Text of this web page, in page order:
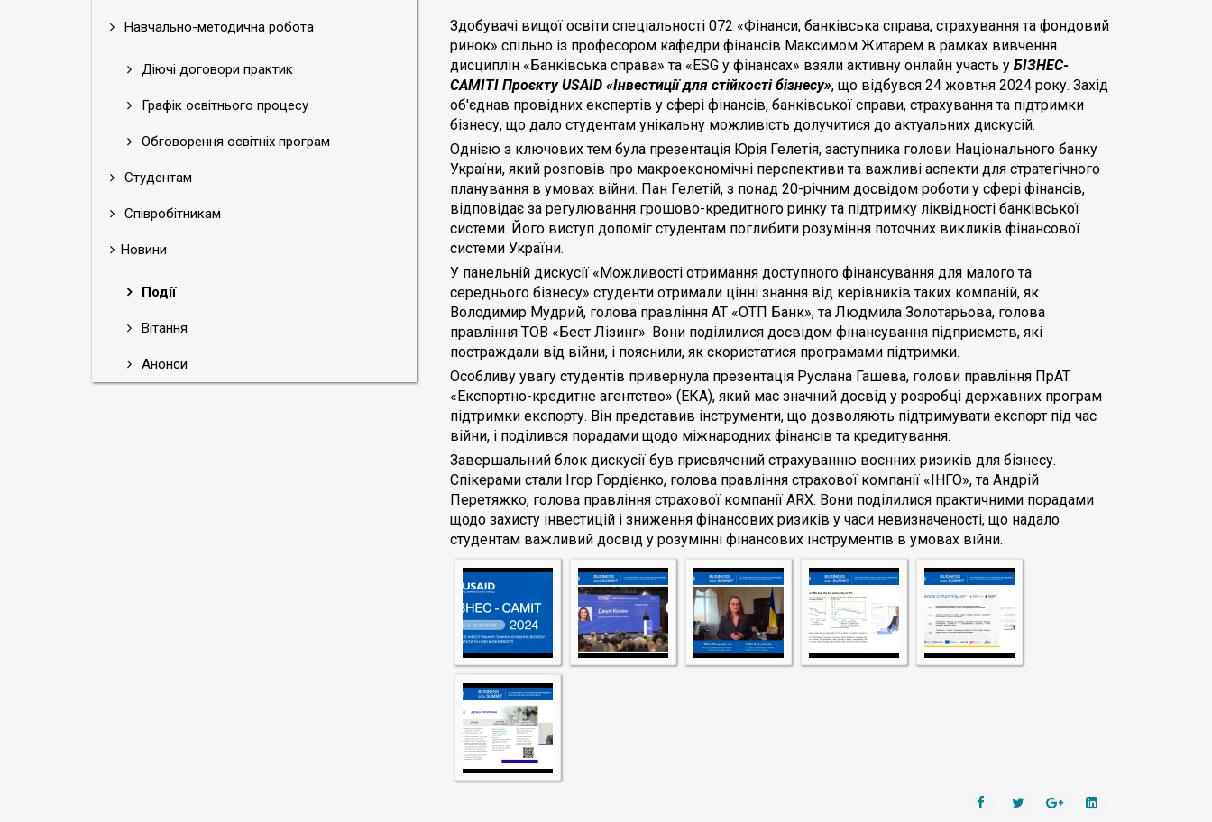
Навчально-методична робота
Діючі договори практик
Графік освітнього процесу
Обговорення освітніх програм
Студентам
Співробітникам
Новини
Події
Вітання
Анонси
Здобувачі вищої освіти спеціальності 072 «Фінанси, банківська справа, страхування та фондовий
ринок» спільно із професором кафедри фінансів Максимом Житарем в рамках вивчення
дисциплін «Банківська справа» та «ESG у фінансах» взяли активну онлайн участь у БІЗНЕС-
САМІТІ ПроєктуUSAID «Інвестиції для стійкості бізнесу», що відбувся 24 жовтня 2024 року. Захід
об'єднав провідних експертів у сфері фінансів, банківської справи, страхування та підтримки
бізнесу, що дало студентам унікальну можливість долучитися до актуальних дискусій.
Однією з ключових тем була презентація Юрія Гелетія, заступника голови Національного банку
України, який розповів про макроекономічні перспективи та важливі аспекти для стратегічного
планування в умовах війни. Пан Гелетій, з понад 20-річним досвідом роботи у сфері фінансів,
відповідає за регулювання грошово-кредитного ринку та підтримку ліквідності банківської
системи. Його виступ допоміг студентам поглибити розуміння поточних викликів фінансової
системи України.
У панельній дискусії «Можливості отримання доступного фінансування для малого та
середнього бізнесу» студенти отримали цінні знання від керівників таких компаній, як
Володимир Мудрий, голова правління АТ «ОТП Банк», та Людмила Золотарьова, голова
правління ТОВ «Бест Лізинг». Вони поділилися досвідом фінансування підприємств, які
постраждали від війни, і пояснили, як скористатися програмами підтримки.
Особливу увагу студентів привернула презентація Руслана Гашева, голови правління ПрАТ
«Експортно-кредитне агентство» (ЕКА), який має значний досвід у розробці державних програм
підтримки експорту. Він представив інструменти, що дозволяють підтримувати експорт під час
війни, і поділився порадами щодо міжнародних фінансів та кредитування.
Завершальний блок дискусії був присвячений страхуванню воєнних ризиків для бізнесу.
Спікерами стали Ігор Гордієнко, голова правління страхової компанії «ІНГО», та Андрій
Перетяжко, голова правління страхової компанії ARX. Вони поділилися практичними порадами
щодо захисту інвестицій і зниження фінансових ризиків у часи невизначеності, що надало
студентам важливий досвід у розумінні фінансових інструментів в умовах війни.